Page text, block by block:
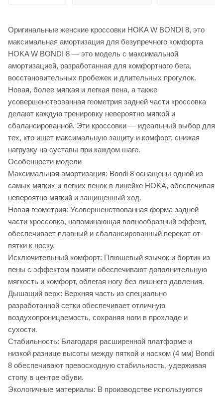
Оригинальные женские кроссовки HOKA W BONDI 8, это
максимальная амортизация для безупречного комфорта
HOKA W BONDI 8 — это модель с максимальной
амортизацией, разработанная для комфортного бега,
восстановительных пробежек и длительных прогулок.
Новая, более мягкая и легкая пена, а также
усовершенствованная геометрия задней части кроссовка
делают каждую тренировку невероятно мягкой и
сбалансированной. Эти кроссовки — идеальный выбор для
тех, кто ищет максимальную защиту и комфорт, снижая
нагрузку на суставы при каждом шаге.
Особенности модели
Максимальная амортизация: Bondi 8 оснащены одной из
самых мягких и легких пенок в линейке HOKA, обеспечивая
невероятно мягкий и защищенный ход.
Новая геометрия: Усовершенствованная форма задней
части кроссовка, напоминающая волнообразный эффект,
обеспечивает плавный и сбалансированный перекат от
пятки к носку.
Исключительный комфорт: Плюшевый язычок и бортик из
пены с эффектом памяти обеспечивают дополнительную
мягкость и комфорт, облегая ногу без лишнего давления.
Дышащий верх: Верхняя часть из специально
разработанной сетки обеспечивает отличную
воздухопроницаемость, сохраняя ноги в прохладе и
сухости.
Стабильность: Благодаря расширенной платформе и
низкой разнице высоты между пяткой и носком (4 мм) Bondi
8 обеспечивают превосходную стабильность, удерживая
стопу в центре обуви.
Экологичные материалы: В производстве используются